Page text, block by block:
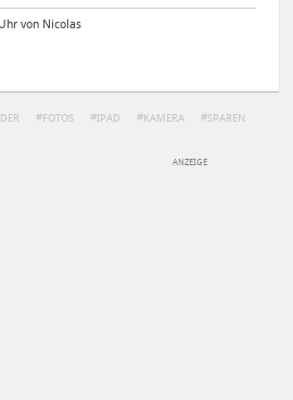
von Nicolas
FOTOS IPAD KAMERA SPAREN